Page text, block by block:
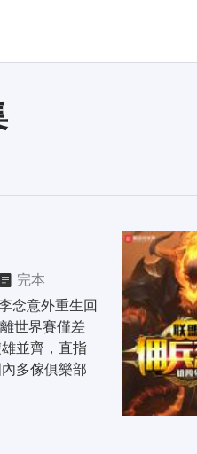
完本
念意外重生回
世界賽僅差
並齊，直指
多傢俱樂部